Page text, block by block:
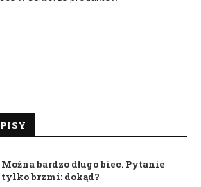
Można bardzo długo biec. Pytanie
tylko brzmi: dokąd?